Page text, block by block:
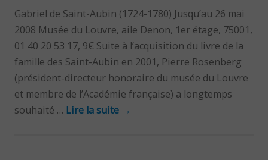
Gabriel de Saint-Aubin (1724-1780) Jusqu’au 26 mai
2008 Musée du Louvre, aile Denon, 1er étage, 75001,
01 40 20 53 17, 9€ Suite à l’acquisition du livre de la
famille des Saint-Aubin en 2001, Pierre Rosenberg
(président-directeur honoraire du musée du Louvre
et membre de l’Académie française) a longtemps
souhaité … Lire la suite →